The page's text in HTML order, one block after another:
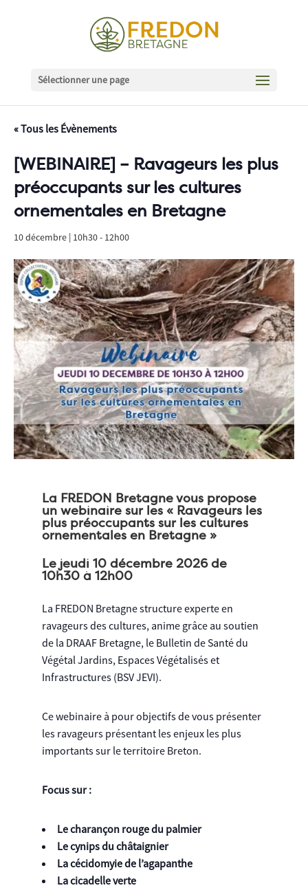
Sélectionner une page
« Tous les Évènements
[WEBINAIRE] – Ravageurs les plus
préoccupants sur les cultures
ornementales en Bretagne
10 décembre | 10h30- 12h00
La FREDON Bretagne vous propose
un webinaire sur les « Ravageurs les
plus préoccupants sur les cultures
ornementales en Bretagne »
Le jeudi 10 décembre 2026 de
10h30 à 12h00
La FREDON Bretagne structure experte en
ravageurs des cultures, anime grâce au soutien
de la DRAAF Bretagne, le Bulletin de Santé du
Végétal Jardins, Espaces Végétalisés et
Infrastructures (BSV JEVI).
Ce webinaire à pour objectifs de vous présenter
les ravageurs présentant les enjeux les plus
importants sur le territoire Breton.
Focus sur :
Le charançon rouge du palmier
Le cynips du châtaignier
La cécidomyie de l’agapanthe
La cicadelle verte